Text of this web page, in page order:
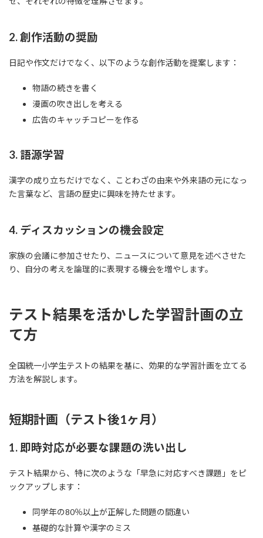
2. 創作活動の奨励
日記や作文だけでなく、以下のような創作活動を提案します：
物語の続きを書く
漫画の吹き出しを考える
広告のキャッチコピーを作る
3. 語源学習
漢字の成り立ちだけでなく、ことわざの由来や外来語の元になっ
た言葉など、言語の歴史に興味を持たせます。
4. ディスカッションの機会設定
家族の会議に参加させたり、ニュースについて意見を述べさせた
り、自分の考えを論理的に表現する機会を増やします。
テスト結果を活かした学習計画の立
て方
全国統一小学生テストの結果を基に、効果的な学習計画を立てる
方法を解説します。
短期計画（テスト後1ヶ月）
1. 即時対応が必要な課題の洗い出し
テスト結果から、特に次のような「早急に対応すべき課題」をピ
ックアップします：
同学年の80％以上が正解した問題の間違い
基礎的な計算や漢字のミス